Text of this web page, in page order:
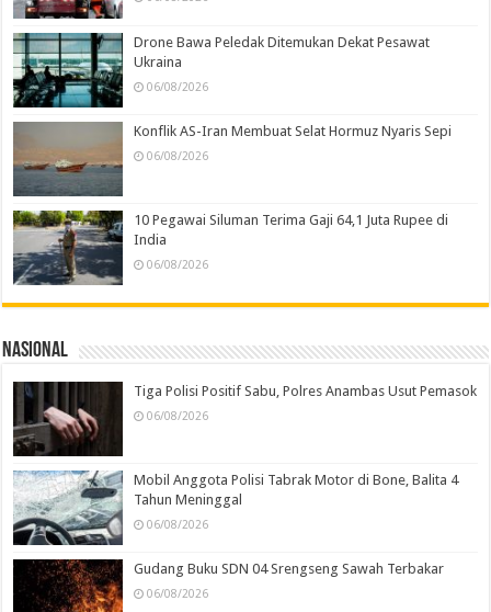
Drone Bawa Peledak Ditemukan Dekat Pesawat
Ukraina
06/08/2026
Konflik AS-Iran Membuat Selat Hormuz Nyaris Sepi
06/08/2026
10 Pegawai Siluman Terima Gaji 64,1 Juta Rupee di
India
06/08/2026
Nasional
Tiga Polisi Positif Sabu, Polres Anambas Usut Pemasok
06/08/2026
Mobil Anggota Polisi Tabrak Motor di Bone, Balita 4
Tahun Meninggal
06/08/2026
Gudang Buku SDN 04 Srengseng Sawah Terbakar
06/08/2026